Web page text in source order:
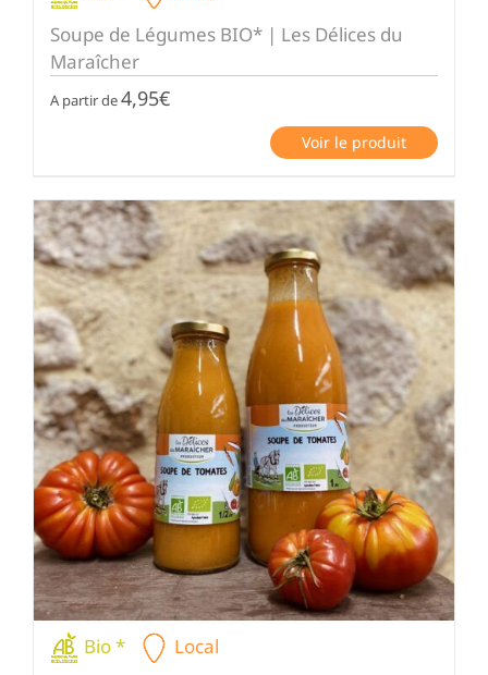
Soupe de Légumes BIO* | Les Délices du
Maraîcher
A partir de4,95€
Voir le produit
Bio *
Local